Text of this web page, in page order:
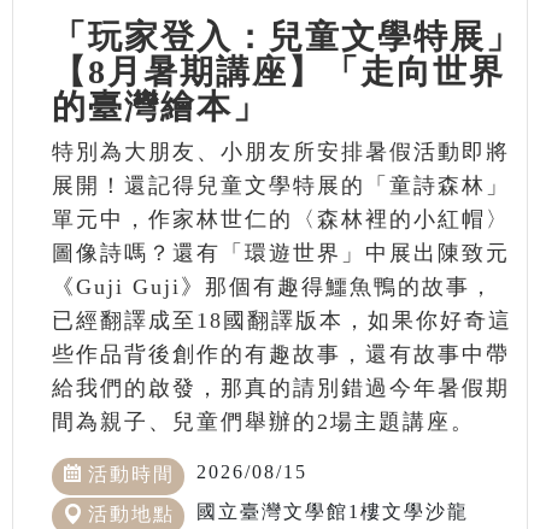
「玩家登入：兒童文學特展」
【8月暑期講座】「走向世界
的臺灣繪本」
特別為大朋友、小朋友所安排暑假活動即將
展開！還記得兒童文學特展的「童詩森林」
單元中，作家林世仁的〈森林裡的小紅帽〉
圖像詩嗎？還有「環遊世界」中展出陳致元
《Guji Guji》那個有趣得鱷魚鴨的故事，
已經翻譯成至18國翻譯版本，如果你好奇這
些作品背後創作的有趣故事，還有故事中帶
給我們的啟發，那真的請別錯過今年暑假期
間為親子、兒童們舉辦的2場主題講座。
活動時間 2026/08/15
活動地點 國立臺灣文學館1樓文學沙龍